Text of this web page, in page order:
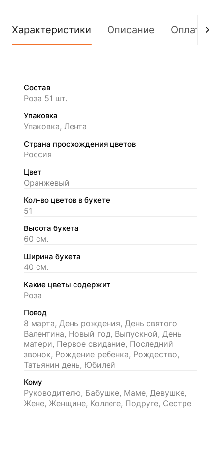
Характеристики Описание Оплата
Состав
Роза 51 шт.
Упаковка
Упаковка, Лента
Страна просхождения цветов
Россия
Цвет
Оранжевый
Кол-во цветов в букете
51
Высота букета
60 см.
Ширина букета
40 см.
Какие цветы содержит
Роза
Повод
8 марта, День рождения, День святого
Валентина, Новый год, Выпускной, День
матери, Первое свидание, Последний
звонок, Рождение ребенка, Рождество,
Татьянин день, Юбилей
Кому
Руководителю, Бабушке, Маме, Девушке,
Жене, Женщине, Коллеге, Подруге, Сестре